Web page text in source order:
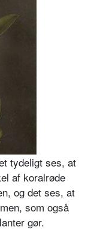
tydeligt ses, at
af koralrøde
og det ses, at
som også
gør.